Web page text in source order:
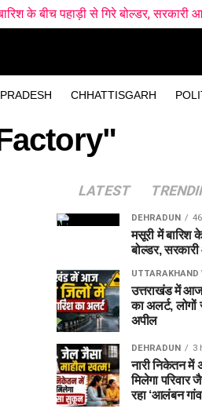
CHHATTISGARH
से गिरे बोल्डर, सरकारी आवास को
LATEST
DEHRADUN
मसूरी में बारिश
बोल्डर,
UTTARAKHAND
उत्तराखंड में आज
का अलर्ट, लोगों
अपील
DEHRADUN 3
नारी निकेतन में
मिलेगा परिवार
रहा ‘आलंबन